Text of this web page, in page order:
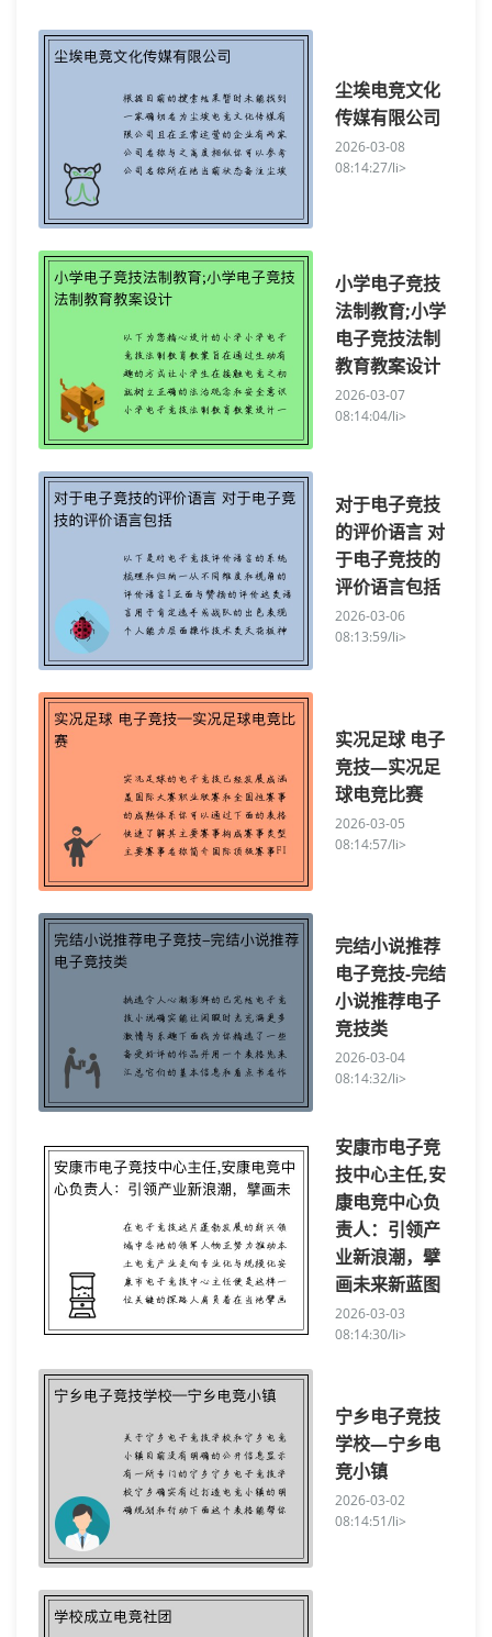
尘埃电竞文化
传媒有限公司
2026-03-08
08:14:27/li>
小学电子竞技
法制教育;小学
电子竞技法制
教育教案设计
2026-03-07
08:14:04/li>
对于电子竞技
的评价语言 对
于电子竞技的
评价语言包括
2026-03-06
08:13:59/li>
实况足球 电子
竞技—实况足
球电竞比赛
2026-03-05
08:14:57/li>
完结小说推荐
电子竞技-完结
小说推荐电子
竞技类
2026-03-04
08:14:32/li>
安康市电子竞
技中心主任,安
康电竞中心负
责人：引领产
业新浪潮，擘
画未来新蓝图
2026-03-03
08:14:30/li>
宁乡电子竞技
学校—宁乡电
竞小镇
2026-03-02
08:14:51/li>